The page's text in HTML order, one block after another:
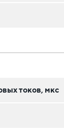
токов, мкс